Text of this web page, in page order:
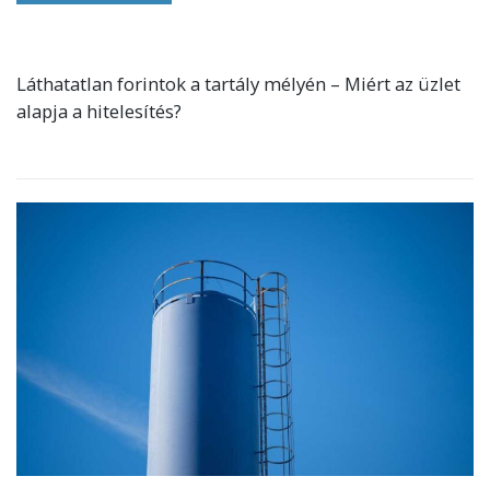
Láthatatlan forintok a tartály mélyén – Miért az üzlet
alapja a hitelesítés?